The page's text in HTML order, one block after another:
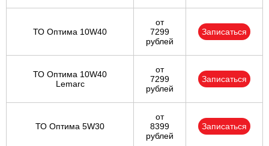
ТО Оптима 10W40
от
7299
рублей
Записаться
ТО Оптима 10W40
Lemarc
от
7299
рублей
Записаться
ТО Оптима 5W30
от
8399
рублей
Записаться